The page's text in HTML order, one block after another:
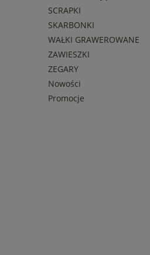
SCRAPKI
SKARBONKI
WAŁKI GRAWEROWANE
ZAWIESZKI
ZEGARY
Nowości
Promocje